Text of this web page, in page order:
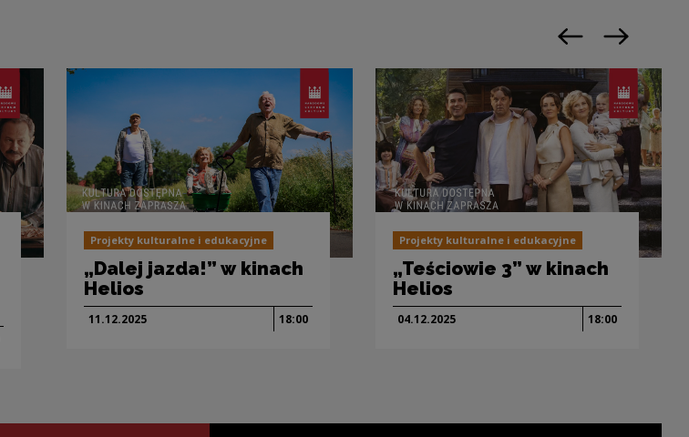
Projekty kulturalne i edukacyjne
„Dalej jazda!” w kinach
Helios
11.12.2025 18:00
Projekty kulturalne i edukacyjne
„Teściowie 3” w kinach
Helios
04.12.2025 18:00
Poprzedni slajd
Następny